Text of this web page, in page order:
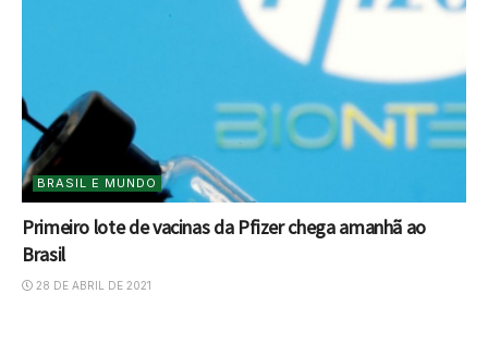
BRASIL E MUNDO
Primeiro lote de vacinas da Pfizer chega amanhã ao
Brasil
28 DE ABRIL DE 2021